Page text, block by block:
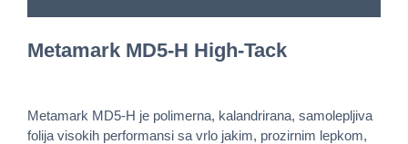
Metamark MD5-H High-Tack
Metamark MD5-H je polimerna, kalandrirana, samolepljiva
folija visokih performansi sa vrlo jakim, prozirnim lepkom,